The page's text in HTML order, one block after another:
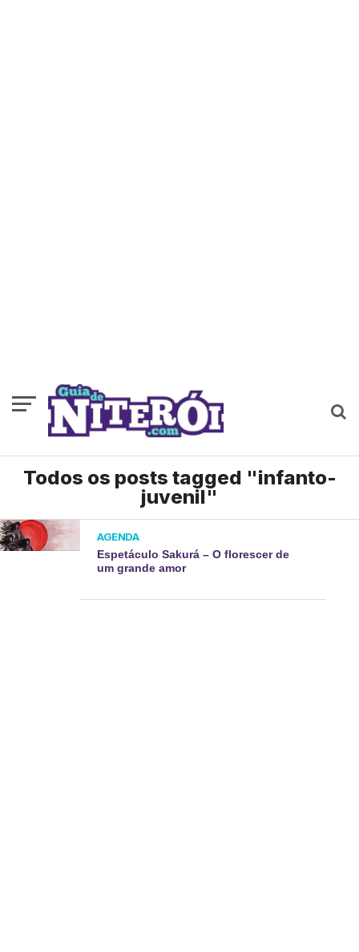
Todos os posts tagged "infanto-
juvenil"
AGENDA
Espetáculo Sakurá – O florescer de
um grande amor